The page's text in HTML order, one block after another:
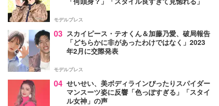
モデルプレス
03 スカイピース・テオくん＆加藤乃愛、破局報告
「どちらかに非があったわけではなく」2023
年2月に交際発表
モデルプレス
04 せいせい、美ボディラインぴったりスパイダー
マンスーツ姿に反響「色っぽすぎる」「スタイ
ル女神」の声